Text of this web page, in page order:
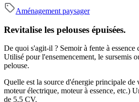
Aménagement paysager
Revitalise les pelouses épuisées.
De quoi s'agit-il ? Semoir à fente à
Utilisé pour l'ensemencement, le sursemis
pelouse.
Quelle est la source d'énergie principale de
moteur électrique, moteur à essence, etc.)
de 5,5 CV.